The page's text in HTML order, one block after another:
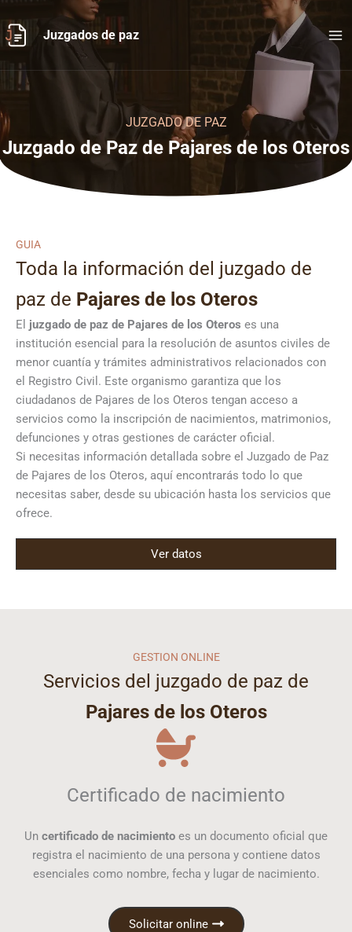
al
contenido
Juzgados de paz
JUZGADO DE PAZ
Juzgado de Paz de Pajares de los Oteros
GUIA
Toda la información del juzgado de
paz de Pajares de los Oteros
El juzgado de paz de Pajares de los Oteros es una
institución esencial para la resolución de asuntos civiles de
menor cuantía y trámites administrativos relacionados con
el Registro Civil. Este organismo garantiza que los
ciudadanos de Pajares de los Oteros tengan acceso a
servicios como la inscripción de nacimientos, matrimonios,
defunciones y otras gestiones de carácter oficial.
Si necesitas información detallada sobre el Juzgado de Paz
de Pajares de los Oteros, aquí encontrarás todo lo que
necesitas saber, desde su ubicación hasta los servicios que
ofrece.
Ver datos
GESTION ONLINE
Servicios del juzgado de paz de
Pajares de los Oteros
Certificado de nacimiento
Un certificado de nacimiento es un documento oficial que
registra el nacimiento de una persona y contiene datos
esenciales como nombre, fecha y lugar de nacimiento.
Solicitar online